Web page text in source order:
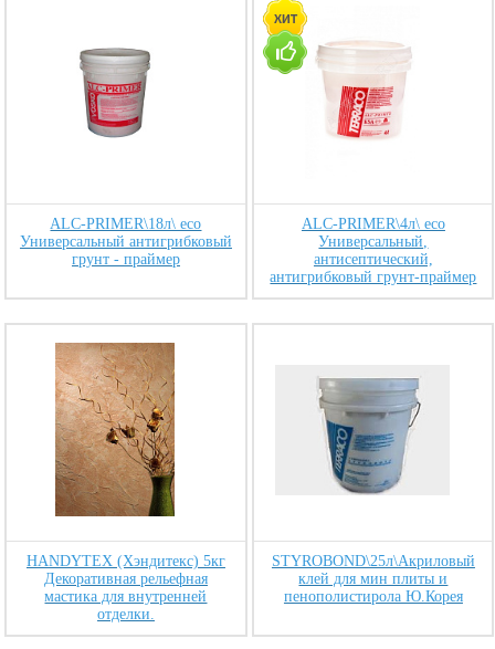
ALC-PRIMER\18л\ eco
Универсальный антигрибковый
грунт - праймер
ALC-PRIMER\4л\ eco
Универсальный,
антисептический,
антигрибковый грунт-праймер
HANDYTEX (Хэндитекс) 5кг
Декоративная рельефная
мастика для внутренней
отделки.
STYROBOND\25л\Акриловый
клей для мин плиты и
пенополистирола Ю.Корея